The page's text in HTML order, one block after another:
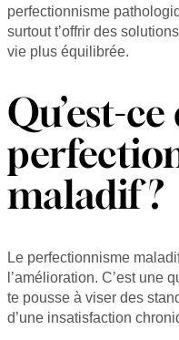
perfectionnisme
surtout t’offrir des
vie plus équilibrée.
Qu’est-
maladif ?
Le perfectionnisme
l’amélioration. C’est une
te pousse à viser des
d’une insatisfaction